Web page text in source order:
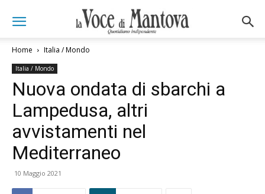
Home Italia / Mondo
Italia / Mondo
Nuova ondata di sbarchi a
Lampedusa, altri
avvistamenti nel
Mediterraneo
10 Maggio 2021